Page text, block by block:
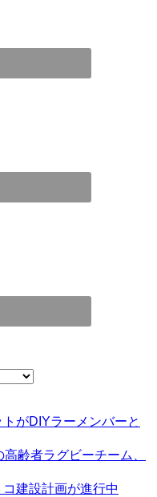
がDIYラーメンバーと
齢者ラグビーチーム、
建設計画が進行中